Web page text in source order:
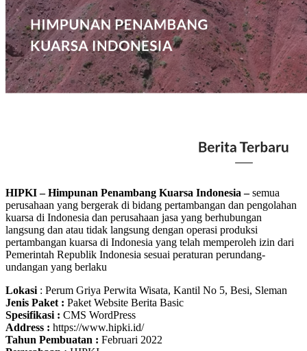
HIPKI – Himpunan Penambang Kuarsa Indonesia –semua
perusahaan yang bergerak di bidang pertambangan dan pengolahan
kuarsa di Indonesia dan perusahaan jasa yang berhubungan
langsung dan atau tidak langsung dengan operasi produksi
pertambangan kuarsa di Indonesia yang telah memperoleh izin dari
Pemerintah Republik Indonesia sesuai peraturan perundang-
undangan yang berlaku
Lokasi : Perum Griya Perwita Wisata, Kantil No 5, Besi, Sleman
Jenis Paket : Paket Website Berita Basic
Spesifikasi : CMS WordPress
Address : https://www.hipki.id/
Tahun Pembuatan : Februari 2022